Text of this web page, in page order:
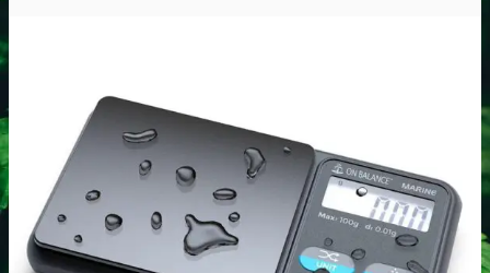
MCPP test
Opiater
Opiater renhedstest